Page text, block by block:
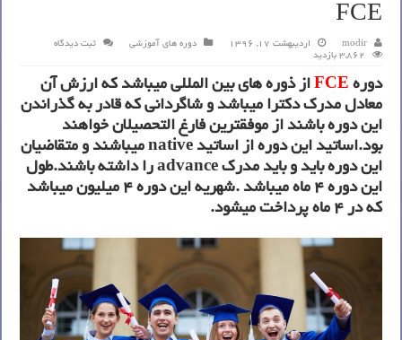
FCE
modir اردیبهشت 17, 1396 دوره های آموزشی
ثبت دیدگاه
3,862 بازدید
دوره FCE از ذوره های بین المللی میباشد که ارزش آن
معادل مدرک دکترا میباشد و شاگردانی که قادر به گذراندن
این دوره باشند از موفقترین فارغ التحصیلان خواهند
بود.اساتید این دوره از اساتید native میباشند و متقاضیان
این دوره باید و باید مدرک advance را داشته باشند.طول
این دوره 4 ماه میباشد .شهریه این دوره 4 میلیون میباشد
که در 4 ماه پرداخت میشود.